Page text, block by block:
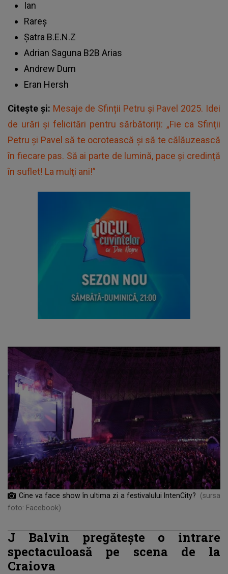
Ian
Rareș
Șatra B.E.N.Z
Adrian Saguna B2B Arias
Andrew Dum
Eran Hersh
Citește și: Mesaje de Sfinții Petru și Pavel 2025. Idei
de urări și felicitări pentru sărbătoriți: „Fie ca Sfinții
Petru și Pavel să te ocrotească și să te călăuzească
în fiecare pas. Să ai parte de lumină, pace și credință
în suflet! La mulți ani!”
Cine va face show în ultima zi a festivalului IntenCity?
(sursa
foto: Facebook)
J Balvin pregătește o intrare
spectaculoasă pe scena de la
Craiova